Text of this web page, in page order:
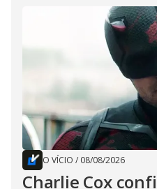
O VÍCIO / 08/08/2026
Charlie Cox